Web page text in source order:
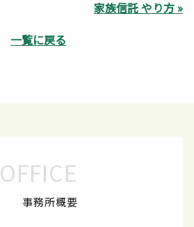
家族信託 やり方 »
一覧に戻る
OFFICE
事務所概要